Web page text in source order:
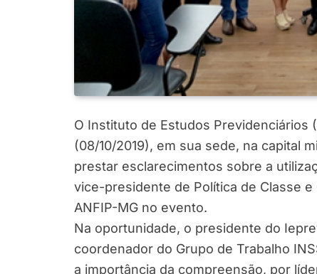
O Instituto de Estudos
(08/10/2019), em sua sede, na capital
prestar esclarecimentos sobre a
vice-presidente de Política de Classe
ANFIP-MG no evento.
Na oportunidade, o presidente do
coordenador do Grupo de Trabalho
a importância da compreensão, por